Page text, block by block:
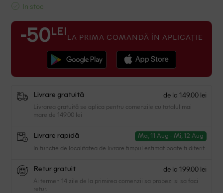
In stoc
-50 LEI LA PRIMA COMANDĂ ÎN APLICAȚIE
Livrare gratuită de la 149.00 lei
Livrarea gratuită se aplica pentru comenzile cu totalul mai
mare de 149.00 lei
Livrare rapidă Ma, 11 Aug - Mi, 12 Aug
In functie de localitatea de livrare timpul estimat poate fi diferit.
Retur gratuit de la 199.00 lei
Ai termen 14 zile de la primirea comenzii sa probezi si sa faci
retur.